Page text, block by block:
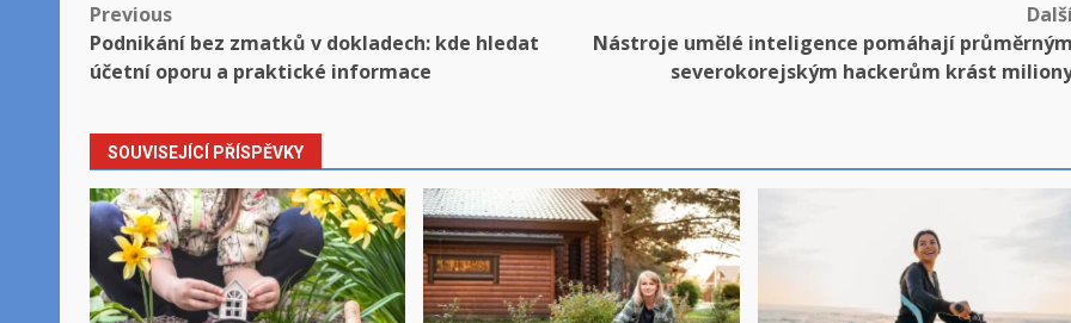
Post
navigation
Previous
Podnikání bez zmatků v dokladech: kde hledat
účetní oporu a praktické informace
Nástroje umělé inteligence pomáhají průměrným
severokorejským hackerům krást
SOUVISEJÍCÍ PŘÍSPĚVKY